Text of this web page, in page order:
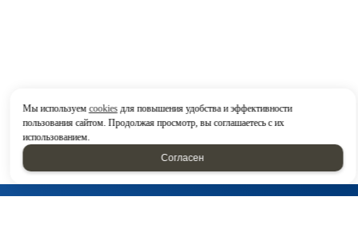
Мы используем cookies для повышения удобства и эффективности
пользования сайтом. Продолжая просмотр, вы соглашаетесь с их
использованием.
Согласен